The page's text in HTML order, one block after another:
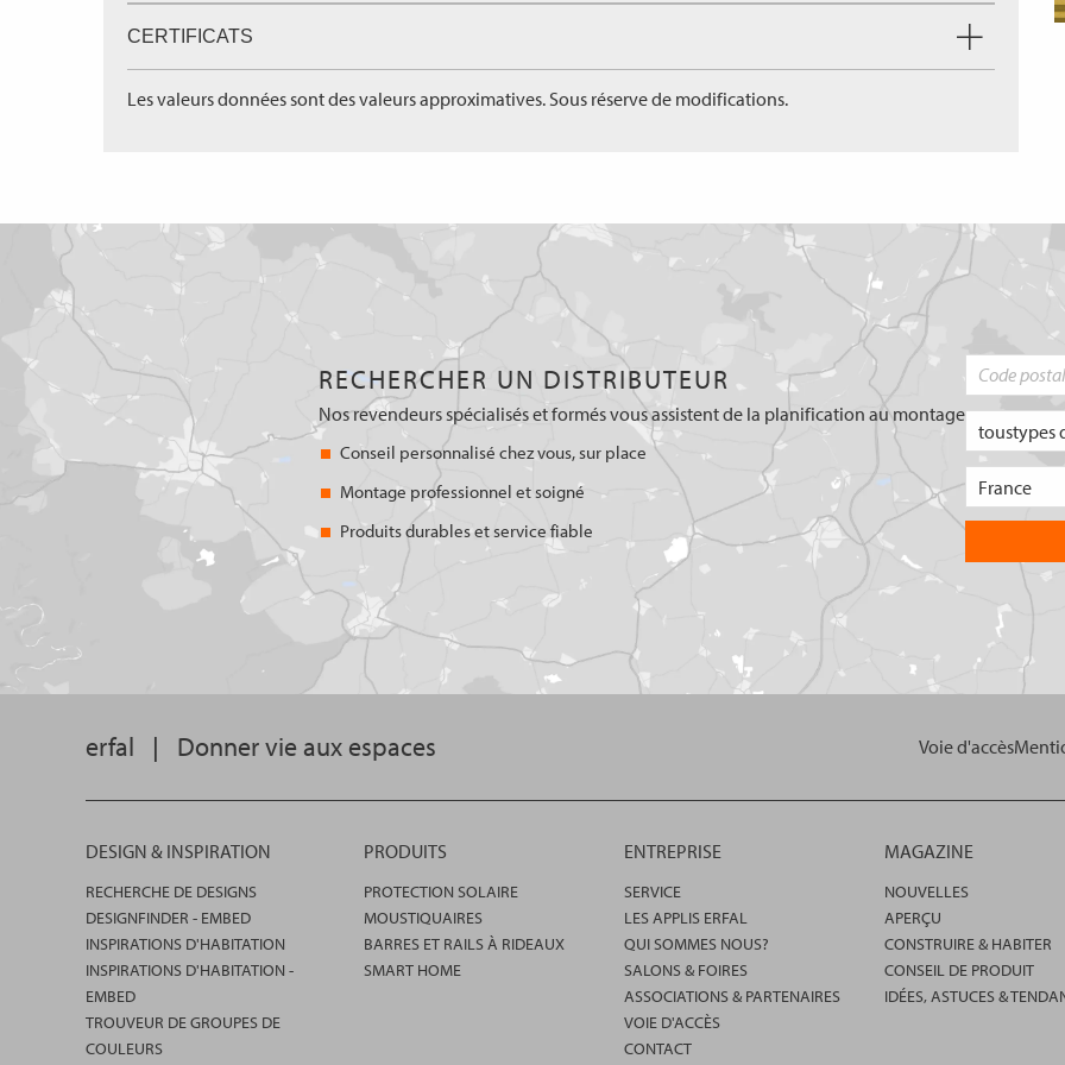
CERTIFICATS
Les valeurs données sont des valeurs approximatives. Sous réserve de modifications.
RECHERCHER UN DISTRIBUTEUR
Nos revendeurs spécialisés et formés vous assistent de la planification au montage
Conseil personnalisé chez vous, sur place
Montage professionnel et soigné
Produits durables et service fiable
erfal | Donner vie aux espaces Voie d'accès
DESIGN & INSPIRATION
RECHERCHE DE DESIGNS
DESIGNFINDER - EMBED
INSPIRATIONS D'HABITATION
INSPIRATIONS D'HABITATION -
EMBED
TROUVEUR DE GROUPES DE
COULEURS
PRODUITS
PROTECTION SOLAIRE
MOUSTIQUAIRES
BARRES ET RAILS À RIDEAUX
SMART HOME
ENTREPRISE
SERVICE
LES APPLIS ERFAL
QUI SOMMES NOUS?
SALONS & FOIRES
ASSOCIATIONS & PARTENAIRES
VOIE D'ACCÈS
CONTACT
MAGAZINE
NOUVELLES
APERÇU
CONSTRUIRE & HABITER
CONSEIL DE PRODUIT
IDÉES, ASTUCES &